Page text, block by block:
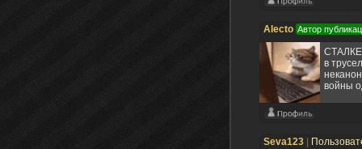
Alecto Автор
в
войны
Seva123